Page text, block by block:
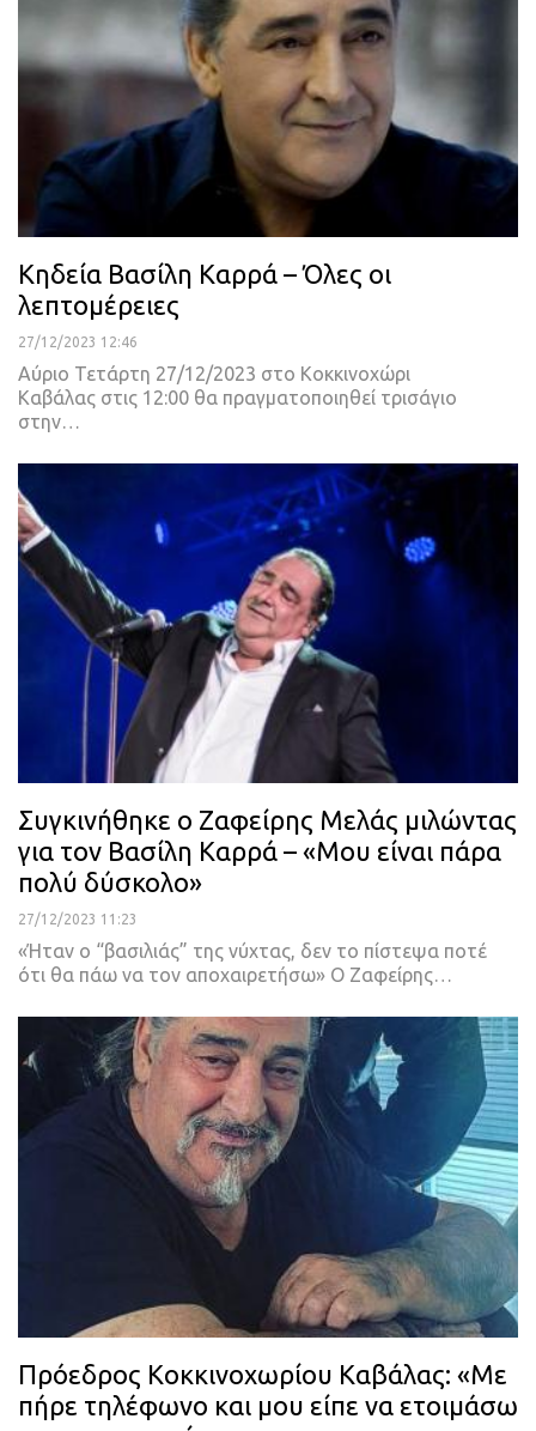
Κηδεία Βασίλη Καρρά – Όλες οι
λεπτομέρειες
27/12/2023 12:46
Αύριο Τετάρτη 27/12/2023 στο Κοκκινοχώρι
Καβάλας στις 12:00 θα πραγματοποιηθεί τρισάγιο
στην…
Συγκινήθηκε ο Ζαφείρης Μελάς μιλώντας
για τον Βασίλη Καρρά – «Μου είναι πάρα
πολύ δύσκολο»
27/12/2023 11:23
«Ήταν ο “βασιλιάς” της νύχτας, δεν το πίστεψα ποτέ
ότι θα πάω να τον αποχαιρετήσω» Ο Ζαφείρης…
Πρόεδρος Κοκκινοχωρίου Καβάλας: «Με
πήρε τηλέφωνο και μου είπε να ετοιμάσω